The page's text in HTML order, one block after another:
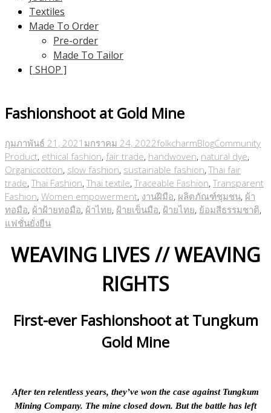
Textiles
Made To Order
Pre-order
Made To Tailor
[ SHOP ]
Fashionshoot at Gold Mine
กุมภาพันธ์ 21, 2021 มกราคม 24, 2022folkcharmBlogCommunity
Product, ethical fashion, fair trade, handwoven, natural dye,
Organiccotton, slow fashion, sustainable fashion,Thai fair
trade,Thai Fashion,Thai textile,Traceable Fashion,Transparent
Fashion, Women empowerment, งานฝีมือ, ผลิตภัณฑ์ชุมชน, ผ้า
ทอมือ, ผ้าฝ้ายทอมือ, ผ้าไทย, ฝ้ายเข็นมือ, ฝ้ายไทย, ย้อมสีธรรมชาติ,
แฟชั่นยั่งยืน
WEAVING LIVES // WEAVING
RIGHTS
First-ever Fashionshoot at Tungkum
Gold Mine
After ten relentless years, they’ve won the case against Tungkum
Mining Company. The mine closed down. But the battle has left